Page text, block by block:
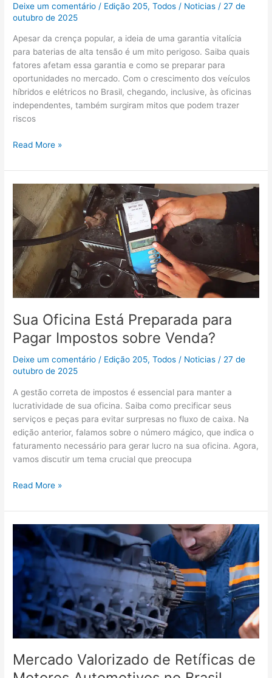
Deixe um comentário / Edição 205,Todos / Noticias / 27 de
outubro de 2025
Apesar da crença popular, a ideia de uma garantia vitalícia
para baterias de alta tensão é um mito perigoso. Saiba quais
fatores afetam essa garantia e como se preparar para
oportunidades no mercado. Com o crescimento dos veículos
híbridos e elétricos no Brasil, chegando, inclusive, às oficinas
independentes, também surgiram mitos que podem trazer
riscos
Read More »
Sua Oficina Está Preparada para
Pagar Impostos sobre Venda?
Deixe um comentário / Edição 205,Todos / Noticias/ 27 de
outubro de 2025
A gestão correta de impostos é essencial para manter a
lucratividade de sua oficina. Saiba como precificar seus
serviços e peças para evitar surpresas no fluxo de caixa. Na
edição anterior, falamos sobre o número mágico, que indica o
faturamento necessário para gerar lucro na sua oficina. Agora,
vamos discutir um tema crucial que preocupa
Sua
Oficina
Está
Preparada
para
Pagar
Impostos
sobre
Venda?
Read More »
Mercado Valorizado de Retíficas de
Mercado
Valorizado
de
Retíficas
Motores
Automotivos
no
Brasil